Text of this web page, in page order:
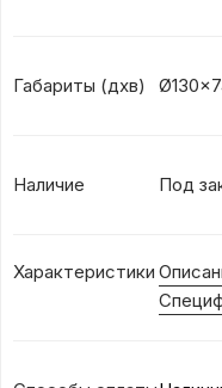
Габариты (дхв)
Наличие Под
Характеристики